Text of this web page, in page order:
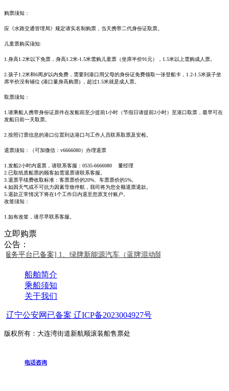
购票须知：
应《水路交通管理局》规定请实名制购票，当天携带二代身份证取票。
儿童票购买须知:
1. 身高1.2米以下免票， 身高1.2米-1.5米需购儿童票（坐席半价91元），1.5米以上需购成人票。
2.孩子1.2米和6周岁以内免费，需要到港口用父母的身份证免费领取一张登船卡，1.2-1.5米孩子坐
席半价没有铺位 (港口量身高购票) ，超过1.5米就是成人票。
取票须知：
1.请乘船人携带身份证原件在发船前至少提前1小时（节假日请提前2小时）至港口取票，最早可在
发船日前一天取票。
2.按照订票信息的港口位置到达港口与工作人员联系取票及安检。
退票须知： （可加微信：v6666080） 办理退票
1.发船2小时内退票，请联系客服：0535-6666080 董经理
2.已取纸质船票的顾客如需退票请联系客服。
3.退票手续费收取标准：客票票价的20%、车票票价的5%。
4.如因天气或不可抗力因素导致停航，我司将为您全额退票退款。
5.退款正常情况下将在1个工作日内退至您原支付账户。
改签须知：
1.如有改签，请尽早联系客服。
立即购票
公告：
务平台已备案]1、绿牌新能源汽车（蓝牌混动除外）禁止购票乘船，
船舶简介
乘船须知
关于我们
辽宁公安网已备案 辽ICP备2023004927号
版权所有：大连湾街道新航顺滚装船售票处
电话咨询